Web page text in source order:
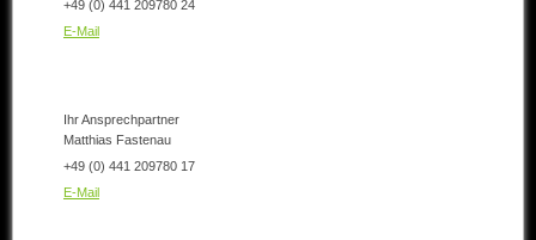
+49 (0) 441 209780 24
E-Mail
Ihr Ansprechpartner
Matthias Fastenau
+49 (0) 441 209780 17
E-Mail